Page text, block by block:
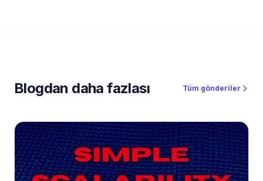
Blogdan daha fazlası Tüm gönderiler